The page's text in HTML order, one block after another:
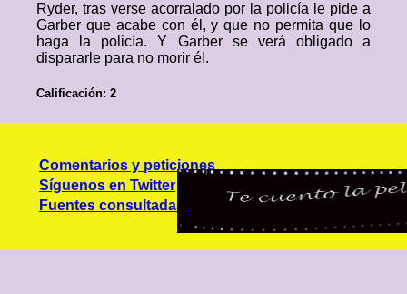
Ryder, tras verse acorralado por la policía le pide a
Garber que acabe con él, y que no permita que lo
haga la policía. Y Garber se verá obligado a
dispararle para no morir él.
Calificación: 2
Comentarios y peticiones
Síguenos en Twitter
Fuentes consultadas